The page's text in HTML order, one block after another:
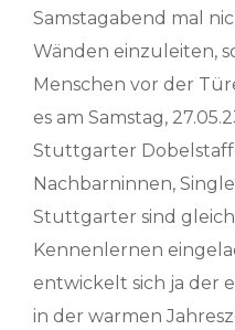
Samstagabend mal
Wänden einzuleiten,
Menschen vor der
es am Samstag,
Stuttgarter
Nachbarninnen,
Stuttgarter sind
Kennenlernen
entwickelt sich ja der
in der warmen